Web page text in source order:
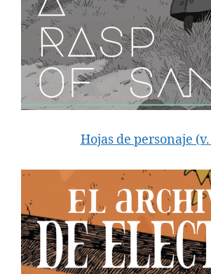
Hojas de personaje (v.